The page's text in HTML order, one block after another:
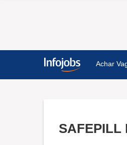
Achar
SAFEPILL